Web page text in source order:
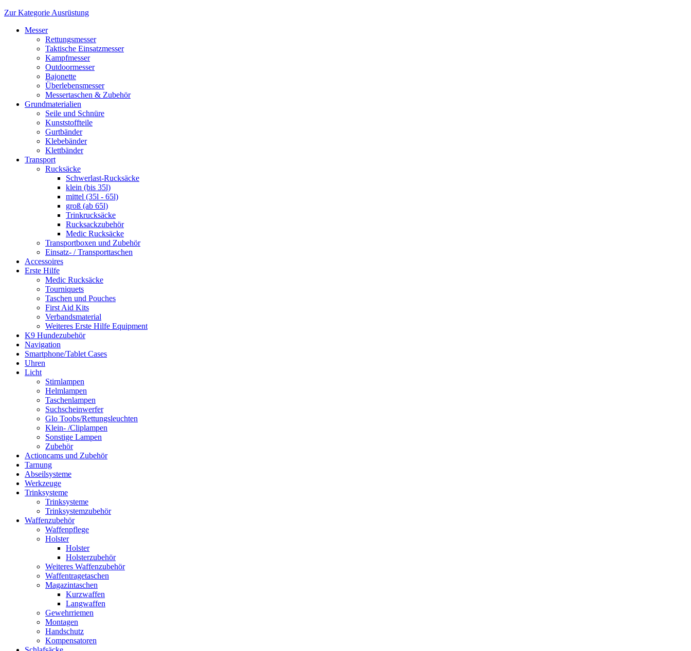
Zur Kategorie Ausrüstung
Messer
Rettungsmesser
Taktische Einsatzmesser
Kampfmesser
Outdoormesser
Bajonette
Überlebensmesser
Messertaschen & Zubehör
Grundmaterialien
Seile und Schnüre
Kunststoffteile
Gurtbänder
Klebebänder
Klettbänder
Transport
Rucksäcke
Schwerlast-Rucksäcke
klein (bis 35l)
mittel (35l - 65l)
groß (ab 65l)
Trinkrucksäcke
Rucksackzubehör
Medic Rucksäcke
Transportboxen und Zubehör
Einsatz- / Transporttaschen
Accessoires
Erste Hilfe
Medic Rucksäcke
Tourniquets
Taschen und Pouches
First Aid Kits
Verbandsmaterial
Weiteres Erste Hilfe Equipment
K9 Hundezubehör
Navigation
Smartphone/Tablet Cases
Uhren
Licht
Stirnlampen
Helmlampen
Taschenlampen
Suchscheinwerfer
Glo Toobs/Rettungsleuchten
Klein- /Cliplampen
Sonstige Lampen
Zubehör
Actioncams und Zubehör
Tarnung
Abseilsysteme
Werkzeuge
Trinksysteme
Trinksysteme
Trinksystemzubehör
Waffenzubehör
Waffenpflege
Holster
Holster
Holsterzubehör
Weiteres Waffenzubehör
Waffentragetaschen
Magazintaschen
Kurzwaffen
Langwaffen
Gewehrriemen
Montagen
Handschutz
Kompensatoren